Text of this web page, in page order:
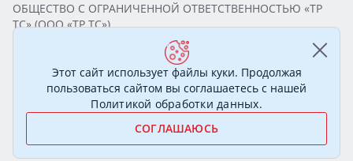
ОБЩЕСТВО С ОГРАНИЧЕННОЙ ОТВЕТСТВЕННОСТЬЮ «ТР
ТС» (ООО «ТР ТС»)
Юридический адрес: 199155, г. Санкт-Петербург, пер.
Каховского, д. 12, стр. 1, помещение 22-Н
ИНН 7813295032 КПП 780101001 ОГРН 1177847388894
ОКПО 20395319 Генеральный директор: Соколова Алёна
© 2007—2026 Сертификационный центр «ОптимаТест».
Полный спектр услуг в области сертификации
Этот сайт использует файлы куки. Продолжая
пользоваться сайтом вы соглашаетесь с нашей
Политикой обработки данных.
СОГЛАШАЮСЬ